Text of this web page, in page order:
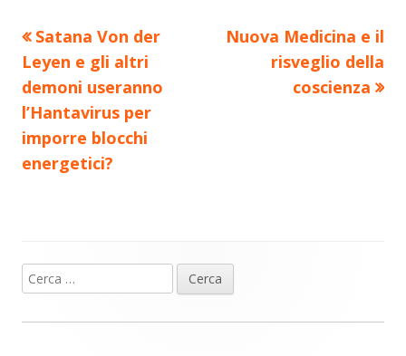
Navigazione
articoli
Precedente
articolo:
Satana Von der
Leyen e gli altri
demoni useranno
l’Hantavirus per
imporre blocchi
energetici?
Nuovo
articolo:
Nuova Medicina e il
risveglio della
coscienza
Barra
laterale
Ricerca
per: